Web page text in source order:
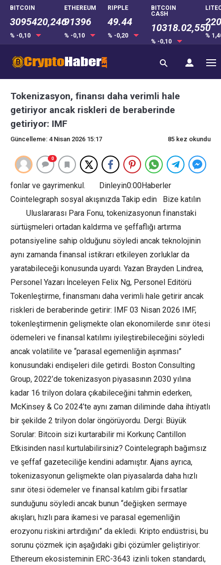
BITCOIN
3095420,246
% -0,10
ETHEREUM
91396
% -0,10
RIPPLE
49.44
% -0,20
BITCOIN
CASH
10318.02,550
% -0,10
%
Tokenizasyon, finansı daha verimli hale
getiriyor ancak riskleri de beraberinde
getiriyor: IMF
Güncelleme: 4 Nisan 2026 15:17 85 kez okundu
0
fonlar ve gayrimenkul. Dinleyin0:00Haberler
Cointelegraph sosyal akışınızda Takip edin Bize katılın
Uluslararası Para Fonu, tokenizasyonun finanstaki
sürtüşmeleri ortadan kaldırma ve şeffaflığı artırma
potansiyeline sahip olduğunu söyledi ancak teknolojinin
aynı zamanda finansal istikrarı etkileyen zorluklar da
yaratabileceği konusunda uyardı. Yazan Brayden Lindrea,
Personel Yazarı İnceleyen Felix Ng, Personel Editörü
Tokenleştirme, finansmanı daha verimli hale getirir ancak
riskleri de beraberinde getirir: IMF 03 Nisan 2026 IMF,
tokenleştirmenin gelişmekte olan ekonomilerde sınır ötesi
ödemeleri ve finansal katılımı iyileştirebileceğini söyledi
ancak volatilite ve “parasal egemenliğin aşınması”
konusundaki endişeleri dile getirdi. Boston Consulting
Group, 2022’de tokenizasyon piyasasının 2030 yılına
kadar 16 trilyon dolara çıkabileceğini tahmin ederken,
McKinsey & Co 2024’te aynı zaman diliminde daha ihtiyatlı
bir şekilde 2 trilyon dolar öngörüyordu. Dergi: Büyük
Sorular: Bitcoin sizi kurtarabilir mi Korkunç Cantillon
Etkisinden nasıl kurtulabilirsiniz? Cointelegraph bağımsız
ve şeffaf gazeteciliğe kendini adamıştır. Ajans ayrıca,
tokenizasyonun gelişmekte olan piyasalarda daha hızlı
sınır ötesi ödemeler ve finansal katılım gibi fırsatlar
sunduğunu söyledi ancak bunun “değişken sermaye
akışları, hızlı para ikamesi ve parasal egemenliğin
erozyonu riskini artırdığını” da ekledi. Kripto endüstrisi, bu
sorunu çözmek için aşağıdaki gibi çözümler geliştiriyor:
Ethereum ekosisteminin ERC-3643 izinli token standardı,